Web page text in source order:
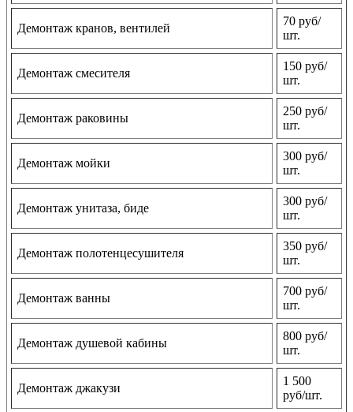
Демонтаж кранов, вентилей
70 руб/
шт.
Демонтаж смесителя
150 руб/
шт.
Демонтаж раковины
250 руб/
шт.
Демонтаж мойки
300 руб/
шт.
Демонтаж унитаза, биде
300 руб/
шт.
Демонтаж полотенцесушителя
350 руб/
шт.
Демонтаж ванны
700 руб/
шт.
Демонтаж душевой кабины
800 руб/
шт.
Демонтаж джакузи
1 500
руб/шт.